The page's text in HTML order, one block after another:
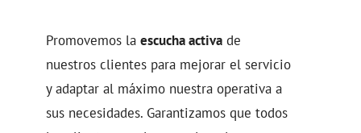
Promovemos la escucha activade
nuestros clientes para mejorar el servicio
y adaptar al máximo nuestra operativa a
sus necesidades. Garantizamos que todos